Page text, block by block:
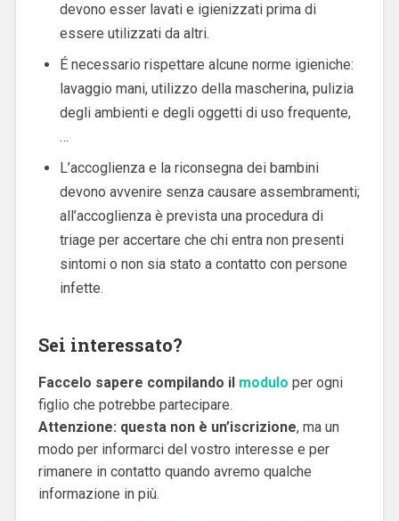
devono esser lavati e igienizzati prima di
essere utilizzati da altri.
É necessario rispettare alcune norme igieniche:
lavaggio mani, utilizzo della mascherina, pulizia
degli ambienti e degli oggetti di uso frequente,
…
L’accoglienza e la riconsegna dei bambini
devono avvenire senza causare assembramenti;
all’accoglienza è prevista una procedura di
triage per accertare che chi entra non presenti
sintomi o non sia stato a contatto con persone
infette.
Sei interessato?
Faccelo sapere compilando il modulo per ogni
figlio che potrebbe partecipare.
Attenzione: questa non è un’iscrizione, ma un
modo per informarci del vostro interesse e per
rimanere in contatto quando avremo qualche
informazione in più.